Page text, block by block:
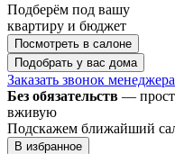
Подберём под вашу
квартиру и бюджет
Посмотреть в салоне
Подобрать у вас дома
Заказать звонок менеджера
Без обязательств —
вживую
Подскажем ближайший
В избранное